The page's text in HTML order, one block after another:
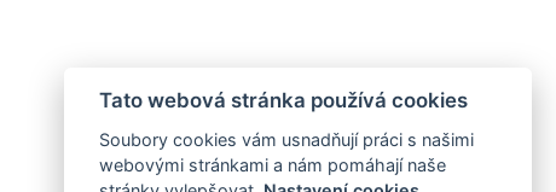
Tato webová stránka používá cookies
Soubory cookies vám usnadňují práci s našimi
webovými stránkami a nám pomáhají naše